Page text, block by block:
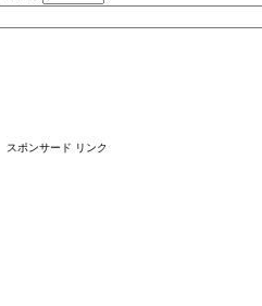
スポンサード リンク